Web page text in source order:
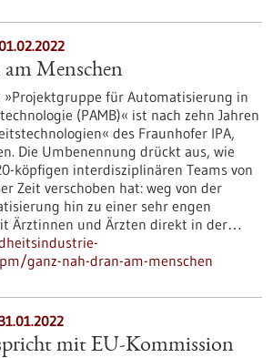
Menschen
»Projektgruppe für Automatisierung in
(PAMB)« ist nach zehn Jahren
des Fraunhofer IPA,
Die Umbenennung drückt aus, wie
köpfigen interdisziplinären Teams von
Zeit verschoben hat: weg von der
hin zu einer sehr engen
Ärztinnen und Ärzten direkt in der…
ganz-nah-dran-am-menschen
mit EU-Kommission